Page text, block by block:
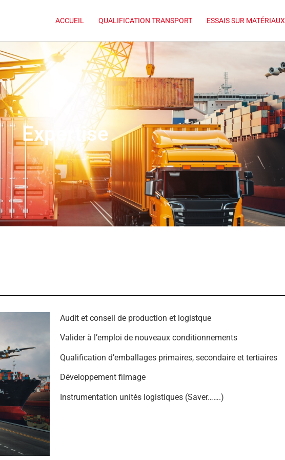
ACCUEIL QUALIFICATION TRANSPORT ESSAIS SUR MATÉRIAUX
Expertise
Audit et conseil de production et logistque
Valider à l’emploi de nouveaux conditionnements
Qualification d’emballages primaires, secondaire et tertiaires
Développement filmage
Instrumentation unités logistiques (Saver…….)